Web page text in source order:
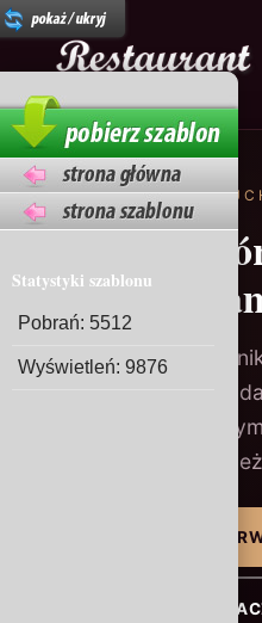
OD 1998 ·
Smak,
Sezonowe
pasja w każdym
świata, w
Statystyki szablonu
Pobrań: 5512
Wyświetleń: 9876